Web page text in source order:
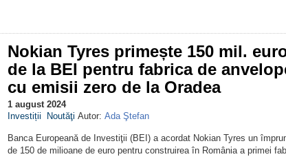
Nokian Tyres primește 150 mil.
de la BEI pentru fabrica de
cu emisii zero de la Oradea
1 august 2024
Investiții
Noutăţi Autor: Ada Ştefan
Banca Europeană de Investiţii (BEI) a acordat Nokian Tyres un
de 150 de milioane de euro pentru construirea în România a primei